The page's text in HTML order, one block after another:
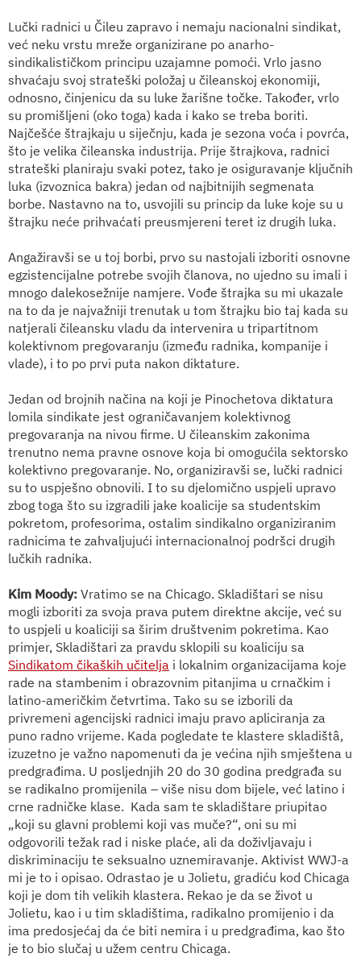
Lučki radnici u Čileu zapravo i nemaju nacionalni sindikat,
već neku vrstu mreže organizirane po anarho-
sindikalističkom principu uzajamne pomoći. Vrlo jasno
shvaćaju svoj strateški položaj u čileanskoj ekonomiji,
odnosno, činjenicu da su luke žarišne točke. Također, vrlo
su promišljeni (oko toga) kada i kako se treba boriti.
Najčešće štrajkaju u siječnju, kada je sezona voća i povrća,
što je velika čileanska industrija. Prije štrajkova, radnici
strateški planiraju svaki potez, tako je osiguravanje ključnih
luka (izvoznica bakra) jedan od najbitnijih segmenata
borbe. Nastavno na to, usvojili su princip da luke koje su u
štrajku neće prihvaćati preusmjereni teret iz drugih luka.
Angažiravši se u toj borbi, prvo su nastojali izboriti osnovne
egzistencijalne potrebe svojih članova, no ujedno su imali i
mnogo dalekosežnije namjere. Vođe štrajka su mi ukazale
na to da je najvažniji trenutak u tom štrajku bio taj kada su
natjerali čileansku vladu da intervenira u tripartitnom
kolektivnom pregovaranju (između radnika, kompanije i
vlade), i to po prvi puta nakon diktature.
Jedan od brojnih načina na koji je Pinochetova diktatura
lomila sindikate jest ograničavanjem kolektivnog
pregovaranja na nivou firme. U čileanskim zakonima
trenutno nema pravne osnove koja bi omogućila sektorsko
kolektivno pregovaranje. No, organiziravši se, lučki radnici
su to uspješno obnovili. I to su djelomično uspjeli upravo
zbog toga što su izgradili jake koalicije sa studentskim
pokretom, profesorima, ostalim sindikalno organiziranim
radnicima te zahvaljujući internacionalnoj podršci drugih
lučkih radnika.
Kim Moody: Vratimo se na Chicago. Skladištari se nisu
mogli izboriti za svoja prava putem direktne akcije, već su
to uspjeli u koaliciji sa širim društvenim pokretima. Kao
primjer, Skladištari za pravdu sklopili su koaliciju sa
Sindikatom čikaških učitelja i lokalnim organizacijama koje
rade na stambenim i obrazovnim pitanjima u crnačkim i
latino-američkim četvrtima. Tako su se izborili da
privremeni agencijski radnici imaju pravo apliciranja za
puno radno vrijeme. Kada pogledate te klastere skladištâ,
izuzetno je važno napomenuti da je većina njih smještena u
predgrađima. U posljednjih 20 do 30 godina predgrađa su
se radikalno promijenila – više nisu dom bijele, već latino i
crne radničke klase. Kada sam te skladištare priupitao
„koji su glavni problemi koji vas muče?“, oni su mi
odgovorili težak rad i niske plaće, ali da doživljavaju i
diskriminaciju te seksualno uznemiravanje. Aktivist WWJ-a
mi je to i opisao. Odrastao je u Jolietu, gradiću kod Chicaga
koji je dom tih velikih klastera. Rekao je da se život u
Jolietu, kao i u tim skladištima, radikalno promijenio i da
ima predosjećaj da će biti nemira i u predgrađima, kao što
je to bio slučaj u užem centru Chicaga.